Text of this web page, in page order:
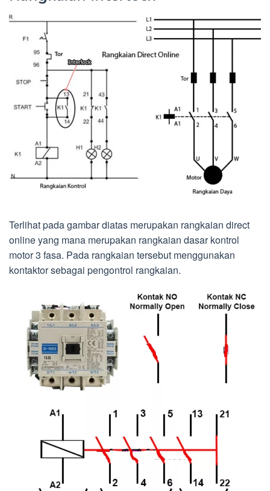
Terlihat pada gambar diatas merupakan rangkaian direct
online yang mana merupakan rangkaian dasar kontrol
motor 3 fasa. Pada rangkaian tersebut menggunakan
kontaktor sebagai pengontrol rangkaian.